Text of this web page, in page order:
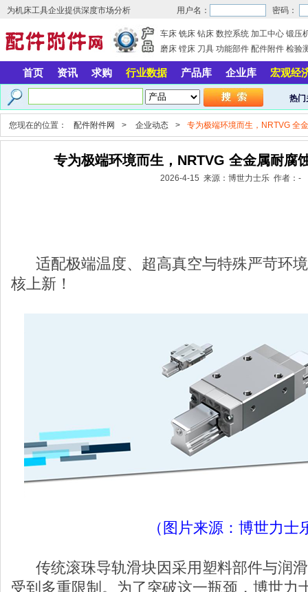
为机床工具企业提供深度市场分析 用户名： 密码：
车床 铣床 钻床 数控系统 加工中心 锻压
磨床 镗床 刀具 功能部件 配件附件 检验
首页 资讯 求购 行业数据 产品库 企业库 宏观经
热门
您现在的位置： 配件附件网 > 企业动态 > 专为极端环境而生，NRTVG 全
专为极端环境而生，NRTVG 全金属耐腐
2026-4-15 来源：博世力士乐 作者：-
适配极端温度、超高真空与特殊严苛环
核上新！
（图片来源：博世力士
传统滚珠导轨滑块因采用塑料部件与润
受到多重限制。为了突破这一瓶颈，博世力